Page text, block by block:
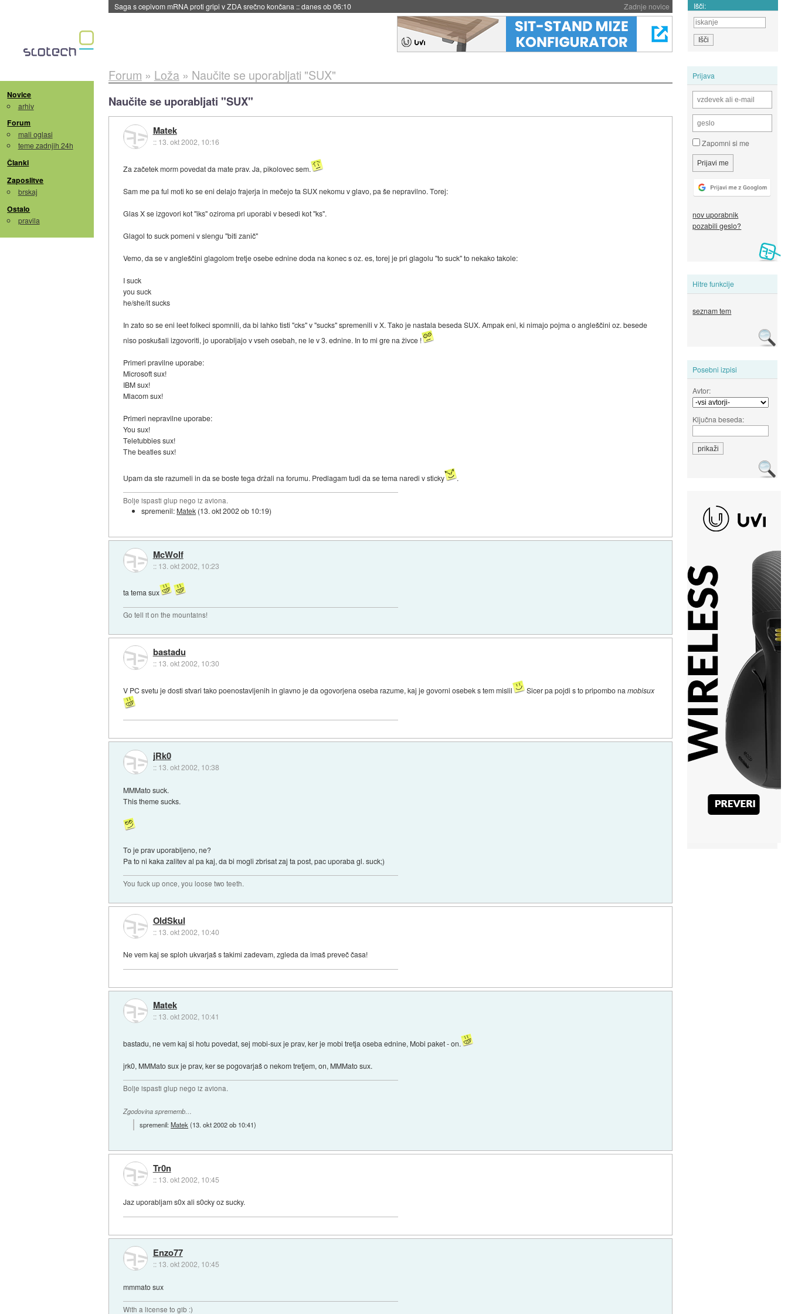
Zadnje novice
BMW v vozilih začel predvajati reklame::danes ob 06:09 Išči:
Novice
arhiv
Forum
mali oglasi
teme zadnjih 24h
Članki
Zaposlitve
brskaj
Ostalo
pravila
Prijava
Zapomni si me
nov uporabnik
pozabili geslo?
Hitre funkcije
seznam tem
Posebni izpisi
Avtor:
Ključna beseda:
Forum » Loža» Naučite se uporabljati "SUX"
Naučite se uporabljati "SUX"
Matek
:: 13. okt 2002, 10:16
Za začetek morm povedat da mate prav. Ja, pikolovec sem.
Sam me pa ful moti ko se eni delajo frajerja in mečejo ta SUX nekomu v glavo, pa še nepravilno. Torej:
Glas X se izgovori kot "iks" oziroma pri uporabi v besedi kot "ks".
Glagol to suck pomeni v slengu "biti zanič"
Vemo, da se v angleščini glagolom tretje osebe ednine doda na konec s oz. es, torej je pri glagolu "to suck" to nekako takole:
I suck
you suck
he/she/it sucks
In zato so se eni leet folkeci spomnili, da bi lahko tisti "cks" v "sucks" spremenili v X. Tako je nastala beseda SUX. Ampak eni, ki nimajo pojma o angleščini oz. besede
niso poskušali izgovoriti, jo uporabljajo v vseh osebah, ne le v 3. ednine. In to mi gre na živce !
Primeri pravilne uporabe:
Microsoft sux!
IBM sux!
Mlacom sux!
Primeri nepravilne uporabe:
You sux!
Teletubbies sux!
The beatles sux!
Upam da ste razumeli in da se boste tega držali na forumu. Predlagam tudi da se tema naredi v sticky .
Bolje ispasti glup nego iz aviona.
spremenil: Matek (13. okt 2002 ob 10:19)
McWolf
:: 13. okt 2002, 10:23
ta tema sux
Go tell it on the mountains!
bastadu
:: 13. okt 2002, 10:30
V PC svetu je dosti stvari tako poenostavljenih in glavno je da ogovorjena oseba razume, kaj je govorni osebek s tem mislil Sicer pa pojdi s to pripombo namobisux
jRk0
:: 13. okt 2002, 10:38
MMMato suck.
This theme sucks.
To je prav uporabljeno, ne?
Pa to ni kaka zalitev al pa kaj, da bi mogli zbrisat zaj ta post, pac uporaba gl. suck;)
You fuck up once, you loose two teeth.
OldSkul
:: 13. okt 2002, 10:40
Ne vem kaj se sploh ukvarjaš s takimi zadevam, zgleda da imaš preveč časa!
Matek
:: 13. okt 2002, 10:41
bastadu, ne vem kaj si hotu povedat, sej mobi-sux je prav, ker je mobi tretja oseba ednine, Mobi paket - on.
jrk0, MMMato sux je prav, ker se pogovarjaš o nekom tretjem, on, MMMato sux.
Bolje ispasti glup nego iz aviona.
Zgodovina sprememb…
spremenil:Matek(13. okt 2002 ob 10:41)
Tr0n
:: 13. okt 2002, 10:45
Jaz uporabljam s0x ali s0cky oz sucky.
Enzo77
:: 13. okt 2002, 10:45
mmmato sux
With a license to gib :)